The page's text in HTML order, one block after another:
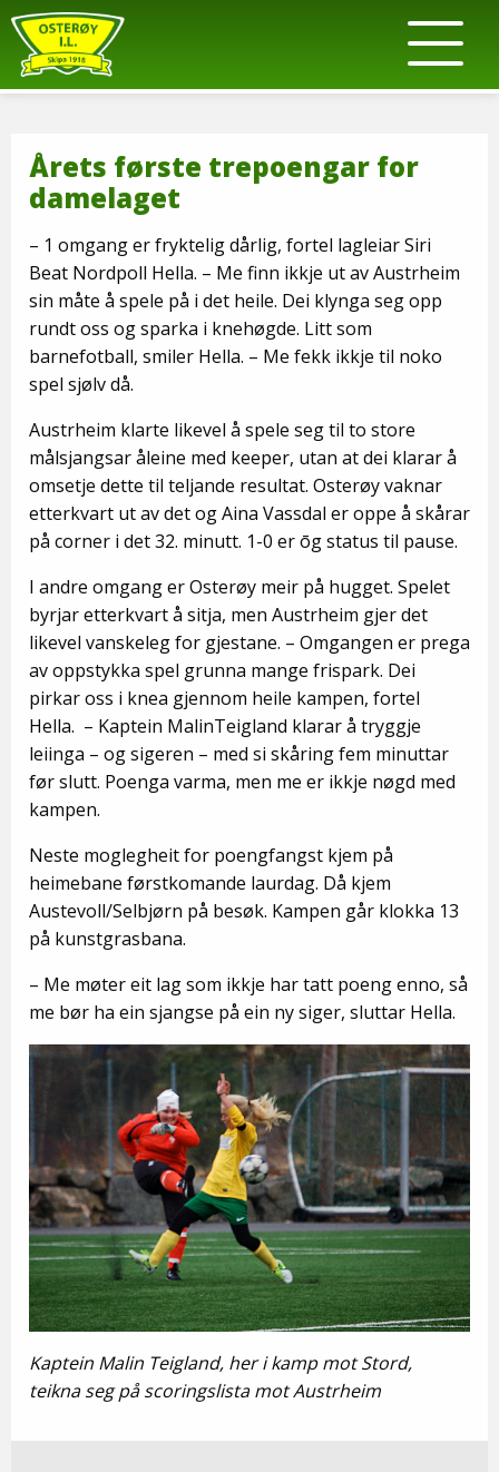
Årets første trepoengar for
damelaget
– 1 omgang er fryktelig dårlig, fortel lagleiar Siri
Beat Nordpoll Hella. – Me finn ikkje ut av Austrheim
sin måte å spele på i det heile. Dei klynga seg opp
rundt oss og sparka i knehøgde. Litt som
barnefotball, smiler Hella. – Me fekk ikkje til noko
spel sjølv då.
Austrheim klarte likevel å spele seg til to store
målsjangsar åleine med keeper, utan at dei klarar å
omsetje dette til teljande resultat. Osterøy vaknar
etterkvart ut av det og Aina Vassdal er oppe å skårar
på corner i det 32. minutt. 1-0 er ōg status til pause.
I andre omgang er Osterøy meir på hugget. Spelet
byrjar etterkvart å sitja, men Austrheim gjer det
likevel vanskeleg for gjestane. – Omgangen er prega
av oppstykka spel grunna mange frispark. Dei
pirkar oss i knea gjennom heile kampen, fortel
Hella. – Kaptein MalinTeigland klarar å tryggje
leiinga – og sigeren – med si skåring fem minuttar
før slutt. Poenga varma, men me er ikkje nøgd med
kampen.
Neste moglegheit for poengfangst kjem på
heimebane førstkomande laurdag. Då kjem
Austevoll/Selbjørn på besøk. Kampen går klokka 13
på kunstgrasbana.
– Me møter eit lag som ikkje har tatt poeng enno, så
me bør ha ein sjangse på ein ny siger, sluttar Hella.
Kaptein Malin Teigland, her i kamp mot Stord,
teikna seg på scoringslista mot Austrheim